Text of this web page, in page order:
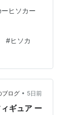
ヒソカー
#ヒソカ
ブログ • 5日前
ギュア ー